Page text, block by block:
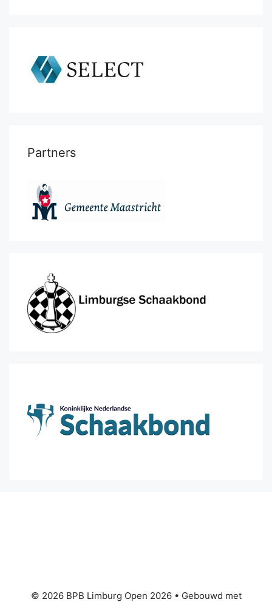
Partners
© 2026 BPB Limburg Open 2026• Gebouwd met